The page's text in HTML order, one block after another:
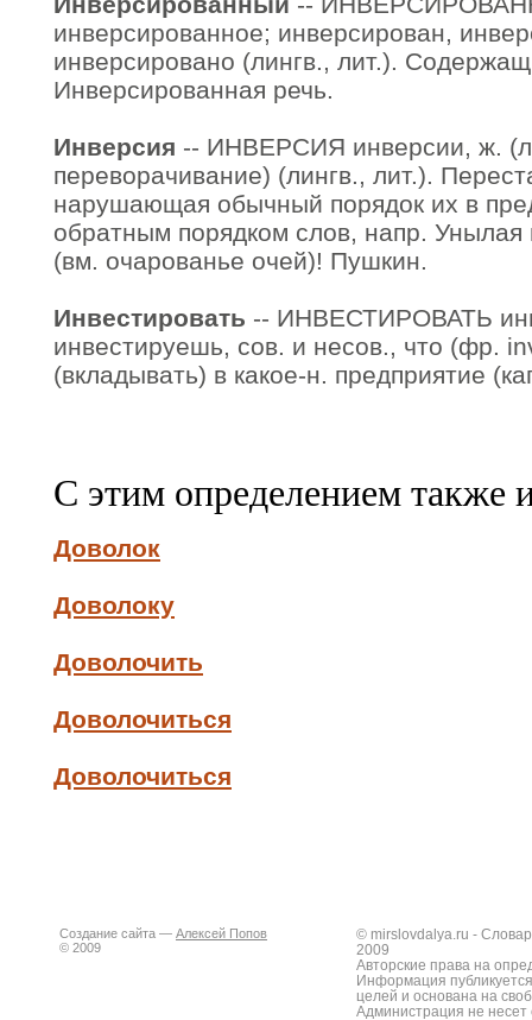
инверсированное; инверсирован,
инверсировано (лингв., лит.).
Инверсированная речь.
Инверсия -- ИНВЕРСИЯ инверсии, ж.
переворачивание) (лингв., лит.).
нарушающая обычный порядок их в
обратным порядком слов, напр. Унылая
(вм. очарованье очей)! Пушкин.
Инвестировать -- ИНВЕСТИРОВАТЬ
инвестируешь, сов. и несов., что (фр.
(вкладывать) в какое-н. предприятие
С этим определением также
Доволок
Доволоку
Доволочить
Доволочиться
Доволочиться
Создание сайта — Алексей Попов
© 2009
© mirslovdalya.ru -
2009
Авторские права на
Информация
целей и основана на
Администрация не несет